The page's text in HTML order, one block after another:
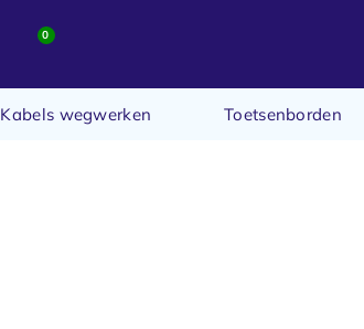
0
Kabels wegwerken Toetsenborden